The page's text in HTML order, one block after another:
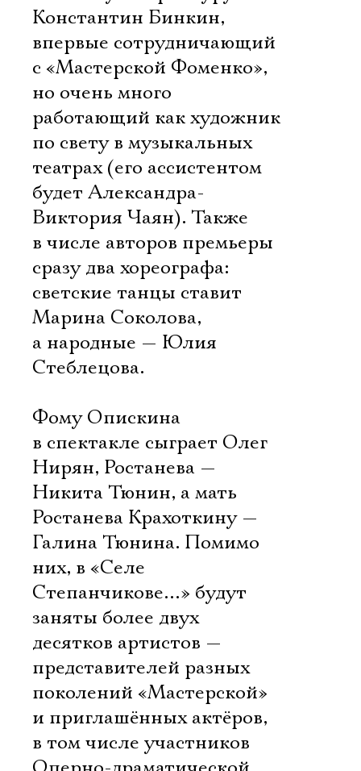
Константин Бинкин,
впервые сотрудничающий
с «Мастерской Фоменко»,
но очень много
работающий как художник
по свету в музыкальных
театрах (его ассистентом
будет Александра-
Виктория Чаян). Также
в числе авторов премьеры
сразу два хореографа:
светские танцы ставит
Марина Соколова,
а народные — Юлия
Стеблецова.
Фому Опискина
в спектакле сыграет Олег
Нирян, Ростанева —
Никита Тюнин, а мать
Ростанева Крахоткину —
Галина Тюнина. Помимо
них, в «Селе
Степанчикове…» будут
заняты более двух
десятков артистов —
представителей разных
поколений «Мастерской»
и приглашённых актёров,
в том числе участников